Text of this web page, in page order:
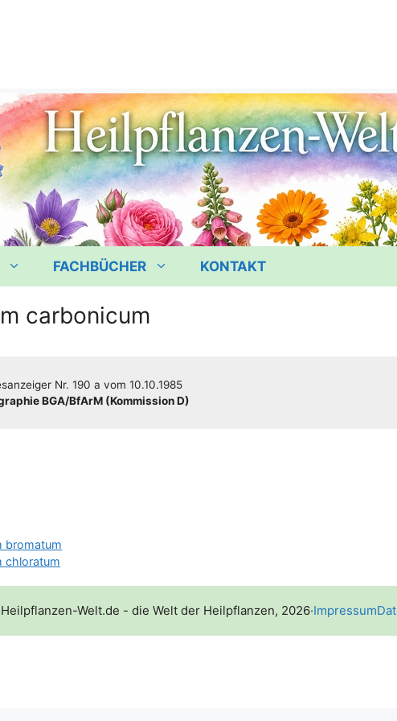
FACHBÜCHER KONTAKT
carbonicum
Nr. 190 a vom 10.10.1985
BGA/​​BfArM (Kom­mis­si­on D)
bromatum
chloratum
Welt.de - die Welt der Heilpflanzen, 2026·Impressum